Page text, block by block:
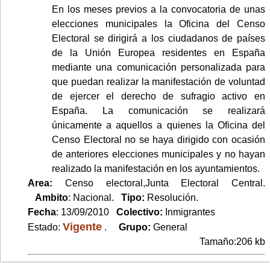
En los meses previos a la convocatoria de unas
elecciones municipales la Oficina del Censo
Electoral se dirigirá a los ciudadanos de países
de la Unión Europea residentes en España
mediante una comunicación personalizada para
que puedan realizar la manifestación de voluntad
de ejercer el derecho de sufragio activo en
España. La comunicación se realizará
únicamente a aquellos a quienes la Oficina del
Censo Electoral no se haya dirigido con ocasión
de anteriores elecciones municipales y no hayan
realizado la manifestación en los ayuntamientos.
Area: Censo electoral,Junta Electoral Central.
Ambito: Nacional. Tipo: Resolución.
Fecha: 13/09/2010 Colectivo: Inmigrantes
Estado: Vigente . Grupo: General
Tamaño:206 kb